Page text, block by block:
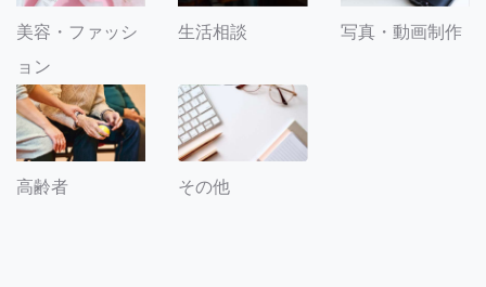
美容・ファッシ
ョン
生活相談 写真・動画制作
高齢者 その他